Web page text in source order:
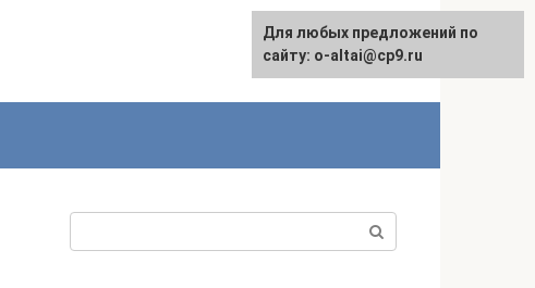
English
Для любых предложений по
сайту: o-altai@cp9.ru